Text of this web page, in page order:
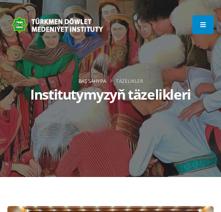
Institutymyzyň täzelikleri
BAŞ SAHYPA TÄZELIKLER